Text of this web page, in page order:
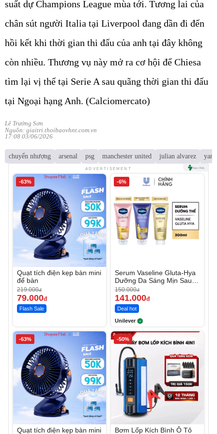
suất dự Champions League mùa tới. Tương lai của
chân sút người Italia tại Liverpool đang dần đi đến
hồi kết khi thời gian thi đấu của anh tại đây không
còn nhiều. Thương vụ này mở ra cơ hội để Chiesa
tìm lại vị thế tại Serie A sau quãng thời gian thi đấu
tại Ngoại hạng Anh. (Calciomercato)
Lê Trường Sơn
Nguồn: giaitri.thoibaovhnt.com.vn
17:08 03/06/2026
chuyển nhượng arsenal psg manchester united julian alvarez yan
ADVERTISEMENT
-63%
Quạt tích điện kẹp bàn mini
để bàn
219.000đ
79.000đ
Flash Sale
-6%
Serum Vaseline Gluta-Hya
Dưỡng Da Sáng Mịn Sau 7
Ngày
150.000đ
141.000đ
Deal hot
Unilever
-63%
Quạt tích điện kẹp bàn mini
-50%
Bơm Lốp Kích Bình Ô Tô